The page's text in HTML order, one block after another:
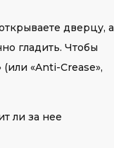
дверцу, а
гладить. Чтобы
«Anti-Crease»,
ли за нее